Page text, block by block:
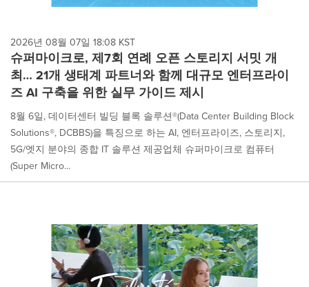
2026년 08월 07일 18:08 KST
슈퍼마이크로, 제7회 연례 오픈 스토리지 서밋 개
최… 21개 생태계 파트너와 함께 대규모 엔터프라이
즈 AI 구축을 위한 실무 가이드 제시
8월 6일, 데이터센터 빌딩 블록 솔루션®(Data Center Building Block
Solutions®, DCBBS)을 특징으로 하는 AI, 엔터프라이즈, 스토리지,
5G/엣지 분야의 종합 IT 솔루션 제공업체 슈퍼마이크로 컴퓨터
(Super Micro...